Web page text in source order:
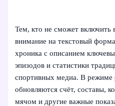
Тем, кто не сможет включить
внимание на текстовый
хроника с описанием
эпизодов и статистики
спортивных медиа. В режиме
обновляются счёт, составы,
мячом и другие важные